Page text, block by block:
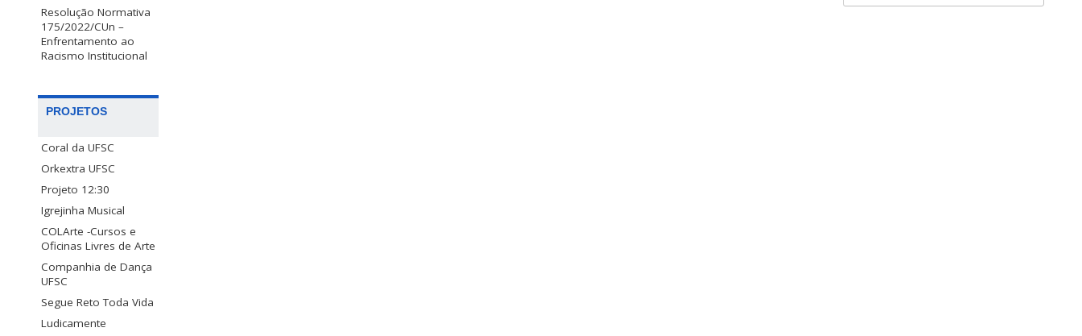
Resolução Normativa
175/2022/CUn –
Enfrentamento ao
Racismo Institucional
PROJETOS
Coral da UFSC
Orkextra UFSC
Projeto 12:30
Igrejinha Musical
COLArte -Cursos e
Oficinas Livres de Arte
Companhia de Dança
UFSC
Segue Reto Toda Vida
Ludicamente